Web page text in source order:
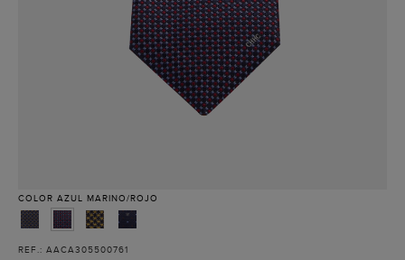
COLOR AZUL MARINO/ROJO
REF.: AACA305500761